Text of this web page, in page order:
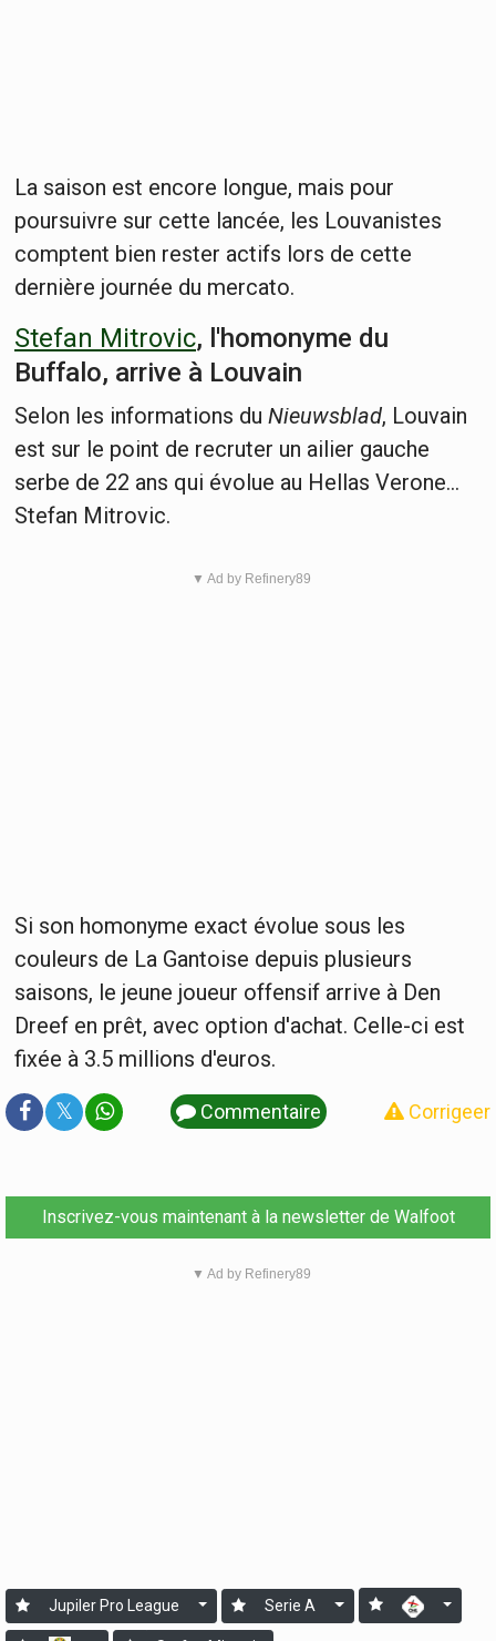
La saison est encore longue, mais pour
poursuivre sur cette lancée, les Louvanistes
comptent bien rester actifs lors de cette
dernière journée du mercato.
Stefan Mitrovic, l'homonyme du
Buffalo, arrive à Louvain
Selon les informations du Nieuwsblad, Louvain
est sur le point de recruter un ailier gauche
serbe de 22 ans qui évolue au Hellas Verone...
Stefan Mitrovic.
▼ Ad by Refinery89
Si son homonyme exact évolue sous les
couleurs de La Gantoise depuis plusieurs
saisons, le jeune joueur offensif arrive à Den
Dreef en prêt, avec option d'achat. Celle-ci est
fixée à 3.5 millions d'euros.
𝕏 Commentaire Corrigeer
Inscrivez-vous maintenant à la newsletter de Walfoot
▼ Ad by Refinery89
Jupiler Pro League Serie A